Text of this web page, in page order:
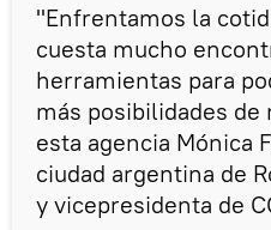
"Enfrentamos la
cuesta mucho
herramientas para
más posibilidades
esta agencia Mónica
ciudad argentina de
y vicepresidenta de